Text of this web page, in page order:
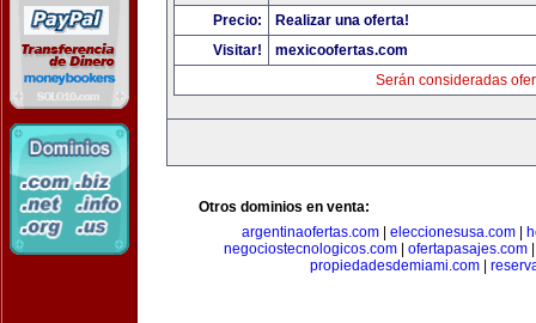
Precio:
Realizar una oferta!
Visitar!
mexicoofertas.com
Serán consideradas
Otros dominios en venta:
argentinaofertas.com| eleccionesusa.com|
negociostecnologicos.com
ofertapasajes.com
propiedadesdemiami.com|